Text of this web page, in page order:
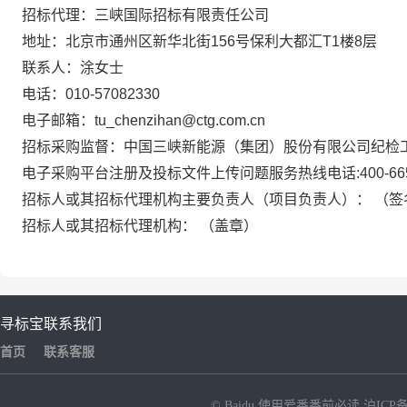
招标代理：三峡国际招标有限责任公司
地址：北京市通州区新华北街156号保利大都汇T1楼8层
联系人：涂女士
电话：010-57082330
电子邮箱：tu_chenzihan@ctg.com.cn
招标采购监督：中国三峡新能源（集团）股份有限公司纪检
电子采购平台注册及投标文件上传问题服务热线电话:400-
招标人或其招标代理机构主要负责人（项目负责人）： （签
招标人或其招标代理机构： （盖章）
寻标宝
首页
联系我们
联系客服